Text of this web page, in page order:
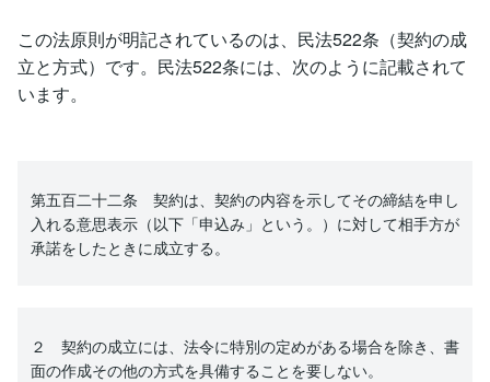
この法原則が明記されているのは、民法522条（契約の成
立と方式）です。民法522条には、次のように記載されて
います。
第五百二十二条 契約は、契約の内容を示してその締結を申し
入れる意思表示（以下「申込み」という。）に対して相手方が
承諾をしたときに成立する。
２ 契約の成立には、法令に特別の定めがある場合を除き、書
面の作成その他の方式を具備することを要しない。